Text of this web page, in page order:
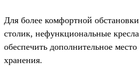
Для более комфортной
столик, нефункциональные
обеспечить дополнительное
хранения.